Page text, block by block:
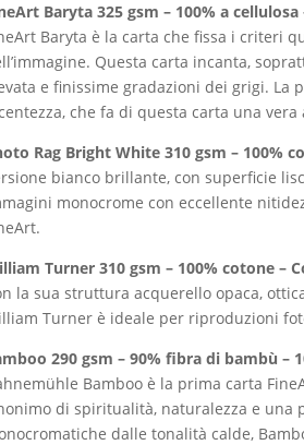
Baryta 325 gsm – 100% a
Baryta è la carta che fissa i criteri
Questa carta incanta,
e finissime gradazioni dei grigi. La
che fa di questa carta una
Rag Bright White 310 gsm – 100%
bianco brillante, con superficie
monocrome con eccellente
Turner 310 gsm – 100% cotone –
la sua struttura acquerello opaca,
Turner è ideale per riproduzioni
290 gsm – 90% fibra di bambù –
Bamboo è la prima carta
di spiritualità, naturalezza e una
dalle tonalità calde,